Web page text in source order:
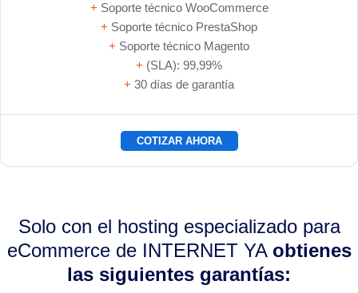
+ Soporte técnico WooCommerce
+ Soporte técnico PrestaShop
+ Soporte técnico Magento
+ (SLA): 99,99%
+ 30 días de garantía
COTIZAR AHORA
Solo con el hosting especializado para
eCommerce de INTERNET YA obtienes
las siguientes garantías: